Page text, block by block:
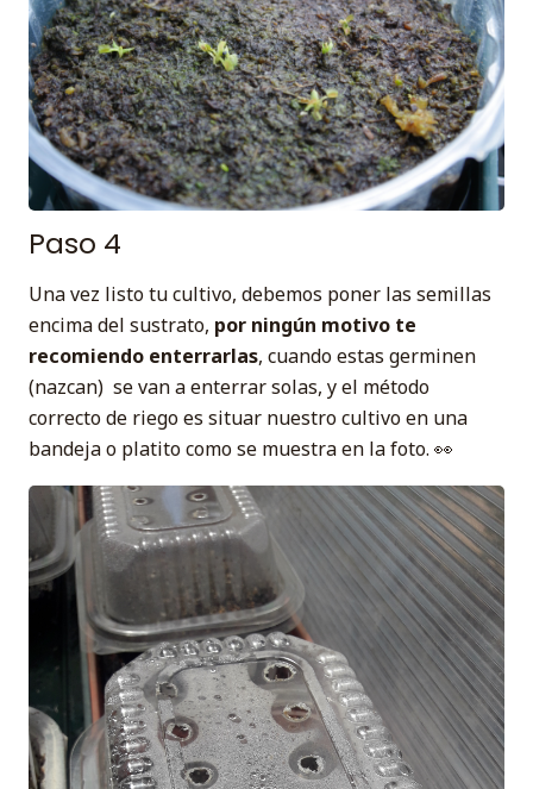
Paso 4
Una vez listo tu cultivo, debemos poner las semillas
encima del sustrato, por ningún motivo te
recomiendo enterrarlas, cuando estas germinen
(nazcan) se van a enterrar solas, y el método
correcto de riego es situar nuestro cultivo en una
bandeja o platito como se muestra en la foto. 👀